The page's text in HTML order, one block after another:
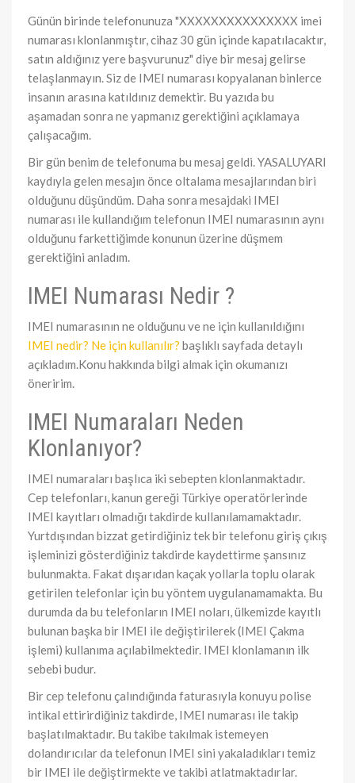
Günün birinde telefonunuza "XXXXXXXXXXXXXXX imei
numarası klonlanmıştır, cihaz 30 gün içinde kapatılacaktır,
satın aldığınız yere başvurunuz" diye bir mesaj gelirse
telaşlanmayın. Siz de IMEI numarası kopyalanan binlerce
insanın arasına katıldınız demektir. Bu yazıda bu
aşamadan sonra ne yapmanız gerektiğini açıklamaya
çalışacağım.
Bir gün benim de telefonuma bu mesaj geldi. YASALUYARI
kaydıyla gelen mesajın önce oltalama mesajlarından biri
olduğunu düşündüm. Daha sonra mesajdaki IMEI
numarası ile kullandığım telefonun IMEI numarasının aynı
olduğunu farkettiğimde konunun üzerine düşmem
gerektiğini anladım.
IMEI Numarası Nedir ?
IMEI numarasının ne olduğunu ve ne için kullanıldığını
IMEI nedir? Ne için kullanılır? başlıklı sayfada detaylı
açıkladım.Konu hakkında bilgi almak için okumanızı
öneririm.
IMEI Numaraları Neden
Klonlanıyor?
IMEI numaraları başlıca iki sebepten klonlanmaktadır.
Cep telefonları, kanun gereği Türkiye operatörlerinde
IMEI kayıtları olmadığı takdirde kullanılamamaktadır.
Yurtdışından bizzat getirdiğiniz tek bir telefonu giriş çıkış
işleminizi gösterdiğiniz takdirde kaydettirme şansınız
bulunmakta. Fakat dışarıdan kaçak yollarla toplu olarak
getirilen telefonlar için bu yöntem uygulanamamakta. Bu
durumda da bu telefonların IMEI noları, ülkemizde kayıtlı
bulunan başka bir IMEI ile değiştirilerek (IMEI Çakma
işlemi) kullanıma açılabilmektedir. IMEI klonlamanın ilk
sebebi budur.
Bir cep telefonu çalındığında faturasıyla konuyu polise
intikal ettirirdiğiniz takdirde, IMEI numarası ile takip
başlatılmaktadır. Bu takibe takılmak istemeyen
dolandırıcılar da telefonun IMEI sini yakaladıkları temiz
bir IMEI ile değiştirmekte ve takibi atlatmaktadırlar.